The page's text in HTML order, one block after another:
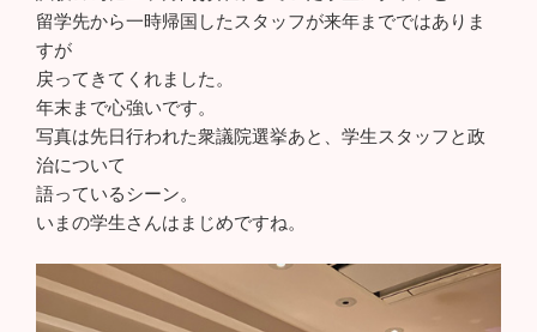
留学先から一時帰国したスタッフが来年までではありま
すが
戻ってきてくれました。
年末まで心強いです。
写真は先日行われた衆議院選挙あと、学生スタッフと政
治について
語っているシーン。
いまの学生さんはまじめですね。